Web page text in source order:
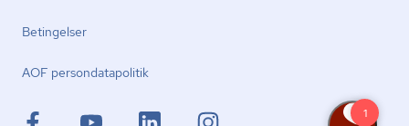
Betingelser
AOF per­son­da­ta­po­li­tik